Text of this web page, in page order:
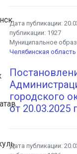
Дата публикации:
публикации: 1927
Муниципальное
Челябинская область
городского
от 20.03.2025
Дата публикации: